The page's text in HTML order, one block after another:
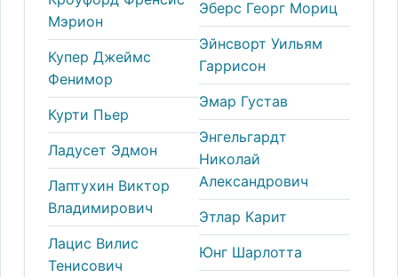
Мэрион
Купер Джеймс
Фенимор
Курти Пьер
Ладусет Эдмон
Лаптухин Виктор
Владимирович
Лацис Вилис
Тенисович
Эберс Георг Мориц
Эйнсворт Уильям
Гаррисон
Эмар Густав
Энгельгардт
Николай
Александрович
Этлар Карит
Юнг Шарлотта